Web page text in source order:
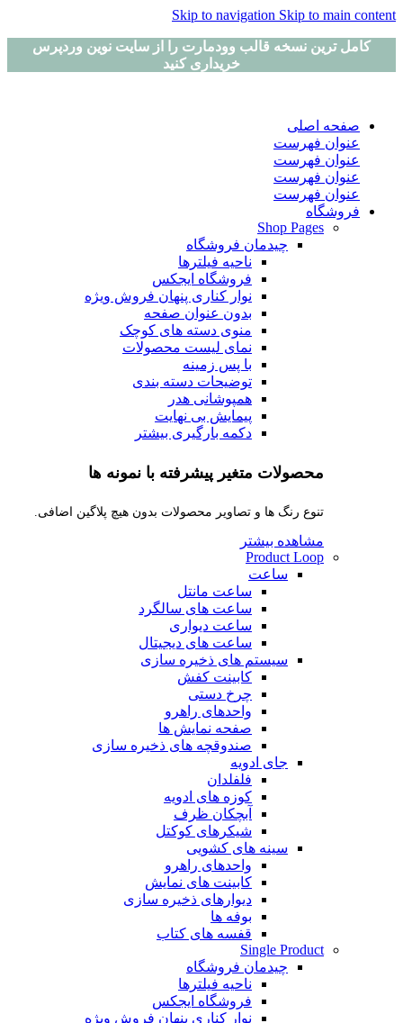
Skip to navigation Skip to main content
کامل ترین نسخه قالب وودمارت را از سایت نوین وردپرس
خریداری کنید
صفحه اصلی
عنوان فهرست
عنوان فهرست
عنوان فهرست
عنوان فهرست
فروشگاه
Shop Pages
چیدمان فروشگاه
ناحیه فیلترها
فروشگاه ایجکس
نوار کناری پنهان فروش ویژه
بدون عنوان صفحه
منوی دسته های کوچک
نمای لیست محصولات
با پس زمینه
توضیحات دسته بندی
همپوشانی هدر
پیمایش بی نهایت
دکمه بارگیری بیشتر
محصولات متغیر پیشرفته با نمونه ها
تنوع رنگ ها و تصاویر محصولات بدون هیچ پلاگین اضافی.
مشاهده بیشتر
Product Loop
ساعت
ساعت مانتل
ساعت های سالگرد
ساعت دیواری
ساعت های دیجیتال
سیستم های ذخیره سازی
کابینت کفش
چرخ دستی
واحدهای راهرو
صفحه نمایش ها
صندوقچه های ذخیره سازی
جای ادویه
فلفلدان
کوزه های ادویه
آبچکان ظرف
شیکرهای کوکتل
سینه های کشویی
واحدهای راهرو
کابینت های نمایش
دیوارهای ذخیره سازی
بوفه ها
قفسه های کتاب
Single Product
چیدمان فروشگاه
ناحیه فیلترها
فروشگاه ایجکس
نوار کناری پنهان فروش ویژه